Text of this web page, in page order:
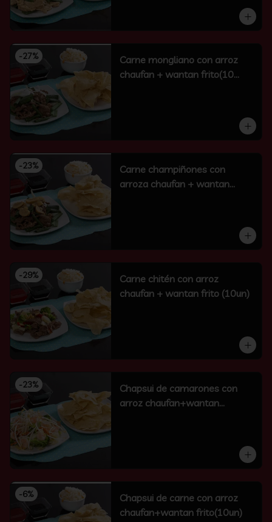
-27%
Carne mongliano con arroz
chaufan + wantan frito(10
-23%
Carne champiñones con
arroza chaufan + wantan
-29%
Carne chitén con arroz
chaufan + wantan frito (10un)
-23%
Chapsui de camarones con
arroz chaufan+wantan
-6%
Chapsui de carne con arroz
chaufan+wantan frito(10un)